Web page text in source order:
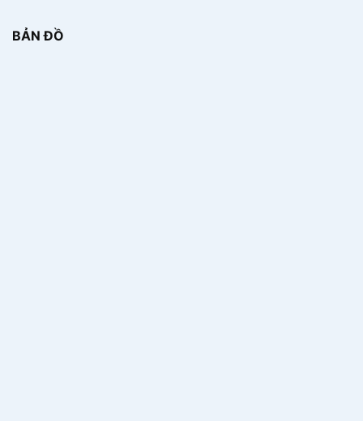
BẢN ĐỒ